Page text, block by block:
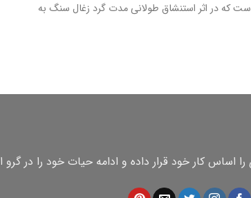
که در اثر استنشاق طولانی مدت گرد زغال سنگ به
کار خود قرار داده و ادامه حیات خود را در گرو